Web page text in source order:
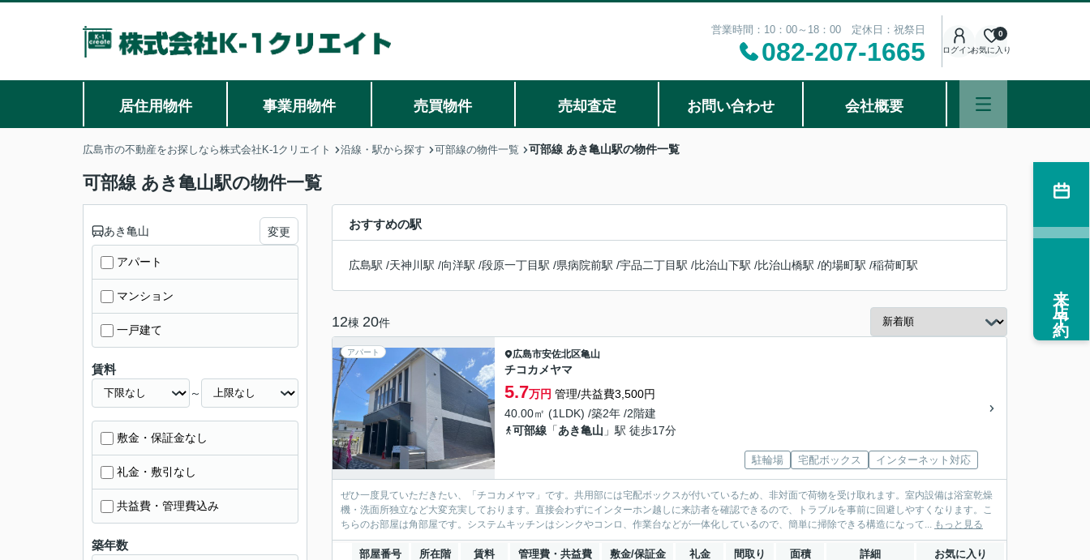
営業時間：10：00～18：00 定休日：祝祭日
082-207-1665 ログインお気に入り
0
居住用物件 事業用物件 売買物件 売却査定 お問い合わせ 会社概要
広島市の不動産をお探しなら株式会社K-1クリエイト 沿線・駅から探す 可部線の物件一覧 可部線 あき亀山駅の物件一覧
可部線 あき亀山駅の物件一覧
おすすめの駅
広島駅 /天神川駅 /向洋駅 /段原一丁目駅 /県病院前駅 /宇品二丁目駅 /比治山下駅 /比治山橋駅 /的場町駅 /稲荷町駅
12棟 20件
アパート 広島市安佐北区亀山
チコカメヤマ
5.7万円 管理/共益費3,500円
40.00㎡ (1LDK) /築2年 /2階建
可部線 「あき亀山 」駅 徒歩17分
駐輪場 宅配ボックス インターネット対応
ぜひ一度見ていただきたい、「チコカメヤマ」です。共用部には宅配ボックスが付いているため、非対面で荷物を受け取れます。室内設備は浴室乾燥
機・洗面所独立など大変充実しております。直接会わずにインターホン越しに来訪者を確認できるので、トラブルを事前に回避しやすくなります。こ
ちらのお部屋は角部屋です。システムキッチンはシンクやコンロ、作業台などが一体化しているので、簡単に掃除できる構造になって... もっと見る
部屋番号 所在階 賃料 管理費・共益費 敷金/保証金 礼金 間取り 面積 詳細 お気に入り
あき亀山 変更
アパート
マンション
一戸建て
賃料
～
敷金・保証金なし
礼金・敷引なし
共益費・管理費込み
築年数
来店予約